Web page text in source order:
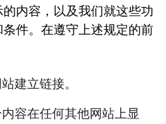
内容，以及我们就这些功
件。在遵守上述规定的前
建立链接。
容在任何其他网站上显